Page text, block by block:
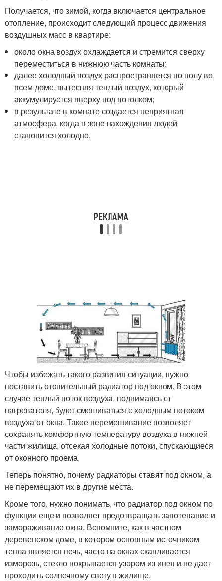
Получается, что зимой, когда включается центральное
отопление, происходит следующий процесс движения
воздушных масс в квартире:
около окна воздух охлаждается и стремится сверху
переместиться в нижнюю часть комнаты;
далее холодный воздух распространяется по полу во
всем доме, вытесняя теплый воздух, который
аккумулируется вверху под потолком;
в результате в комнате создается неприятная
атмосфера, когда в зоне нахождения людей
становится холодно.
Чтобы избежать такого развития ситуации, нужно
поставить отопительный радиатор под окном. В этом
случае теплый поток воздуха, поднимаясь от
нагревателя, будет смешиваться с холодным потоком
воздуха от окна. Такое перемешивание позволяет
сохранять комфортную температуру воздуха в нижней
части жилища, отсекая холодные потоки, спускающиеся
от оконного проема.
Теперь понятно, почему радиаторы ставят под окном, а
не перемещают их в другие места.
Кроме того, нужно понимать, что радиатор под окном по
функции еще и позволяет предотвращать запотевание и
замораживание окна. Вспомните, как в частном
деревенском доме, в котором основным источником
тепла является печь, часто на окнах скапливается
изморозь, стекло покрывается узором из инея и не дает
проходить солнечному свету в жилище.